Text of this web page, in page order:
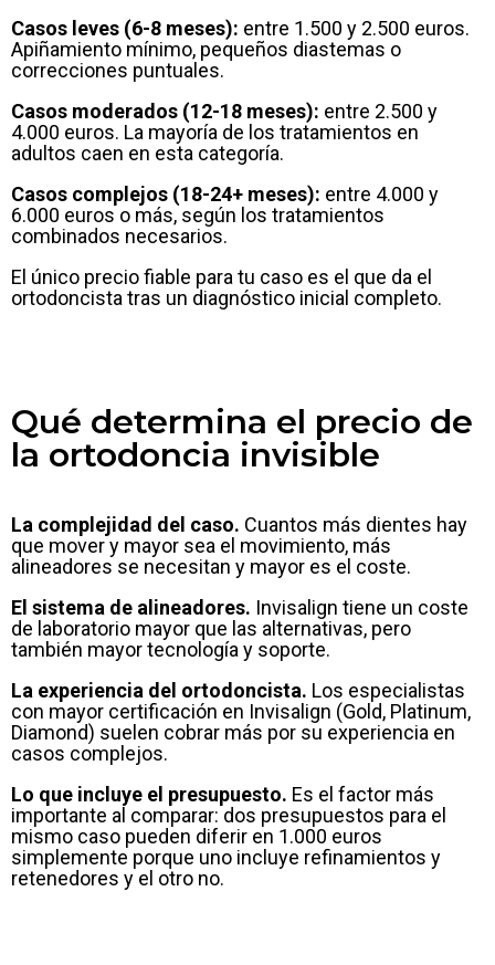
Casos leves (6-8 meses): entre 1.500 y 2.500 euros.
Apiñamiento mínimo, pequeños diastemas o
correcciones puntuales.
Casos moderados (12-18 meses): entre 2.500 y
4.000 euros. La mayoría de los tratamientos en
adultos caen en esta categoría.
Casos complejos (18-24+ meses): entre 4.000 y
6.000 euros o más, según los tratamientos
combinados necesarios.
El único precio fiable para tu caso es el que da el
ortodoncista tras un diagnóstico inicial completo.
Qué determina el precio de
la ortodoncia invisible
La complejidad del caso. Cuantos más dientes hay
que mover y mayor sea el movimiento, más
alineadores se necesitan y mayor es el coste.
El sistema de alineadores. Invisalign tiene un coste
de laboratorio mayor que las alternativas, pero
también mayor tecnología y soporte.
La experiencia del ortodoncista. Los especialistas
con mayor certificación en Invisalign (Gold, Platinum,
Diamond) suelen cobrar más por su experiencia en
casos complejos.
Lo que incluye el presupuesto. Es el factor más
importante al comparar: dos presupuestos para el
mismo caso pueden diferir en 1.000 euros
simplemente porque uno incluye refinamientos y
retenedores y el otro no.